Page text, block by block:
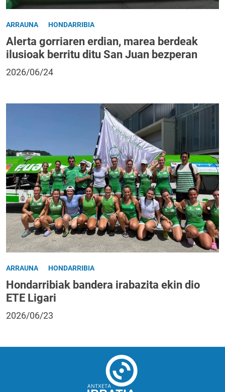
ARRAUNA HONDARRIBIA
Alerta gorriaren erdian, marea berdeak
ilusioak berritu ditu San Juan bezperan
2026/06/24
ARRAUNA HONDARRIBIA
Hondarribiak bandera irabazita ekin dio
ETE Ligari
2026/06/23